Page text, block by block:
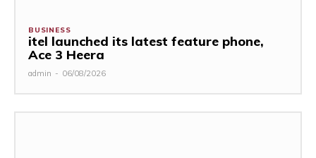
BUSINESS
itel launched its latest feature phone,
Ace 3 Heera
admin - 06/08/2026